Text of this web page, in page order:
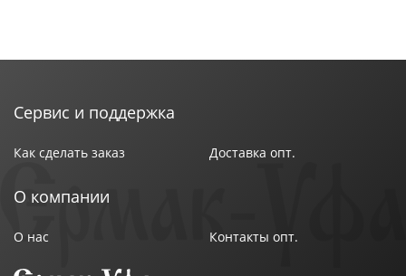
Сервис и поддержка
Как сделать заказ Доставка опт.
О компании
О нас Контакты опт.